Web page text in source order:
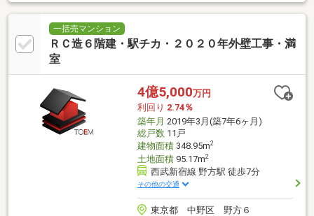
一括売マンション
ＲＣ造６階建・駅チカ・２０２０年外壁工事・満
室
4億5,000万円
利回り 2.74％
築年月 2019年3月(築7年6ヶ月)
総戸数11戸
建物面積348.95m2
土地面積95.17m2
西武新宿線 野方駅 徒歩7分
その他の交通
東京都 中野区 野方６